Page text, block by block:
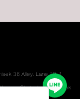
36 Alley. Lane 19-1
Chatuchak. Bangkok